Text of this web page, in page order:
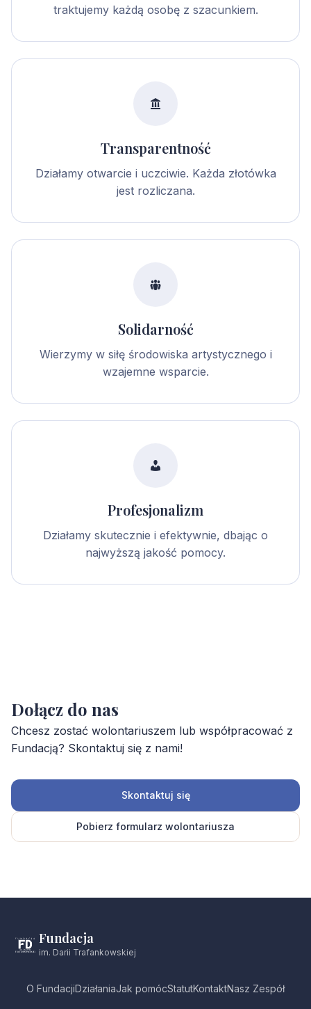
traktujemy każdą osobę z szacunkiem.
Transparentność
Działamy otwarcie i uczciwie. Każda złotówka
jest rozliczana.
Solidarność
Wierzymy w siłę środowiska artystycznego i
wzajemne wsparcie.
Profesjonalizm
Działamy skutecznie i efektywnie, dbając o
najwyższą jakość pomocy.
Dołącz do nas
Chcesz zostać wolontariuszem lub współpracować z
Fundacją? Skontaktuj się z nami!
Skontaktuj się
Pobierz formularz wolontariusza
Fundacja
im. Darii Trafankowskiej
O FundacjiDziałaniaJak pomócStatutKontaktNasz Zespół